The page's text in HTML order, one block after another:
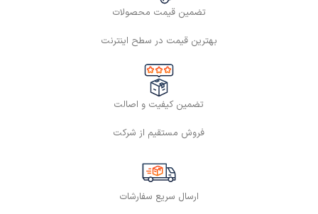
تضمین قیمت محصولات
بهترین قیمت در سطح اینترنت
تضمین کیفیت و اصالت
فروش مستقیم از شرکت
ارسال سریع سفارشات